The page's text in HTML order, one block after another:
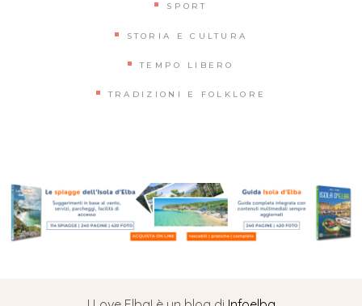
SPORT
STORIA E CULTURA
TEMPO LIBERO
TRADIZIONI E FOLKLORE